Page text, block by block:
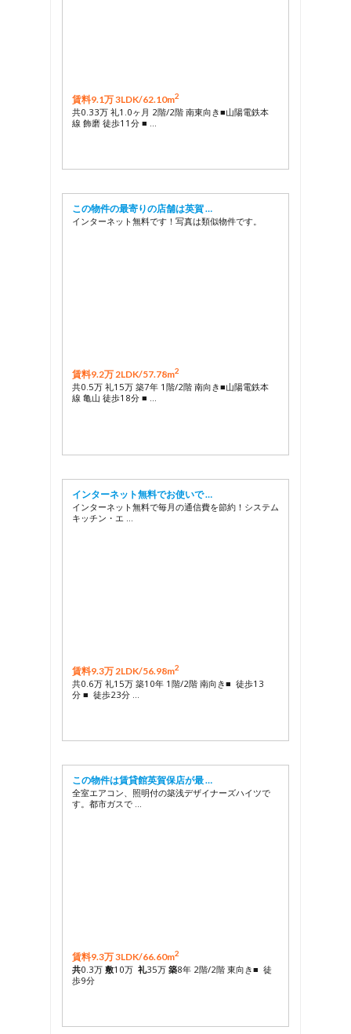
賃料9.1万 3LDK/62.10m2
共0.33万 礼1.0ヶ月 2階/2階 南東向き■山陽電鉄本
線 飾磨 徒歩11分 ■ …
この物件の最寄りの店舗は英賀 …
インターネット無料です！写真は類似物件です。
賃料9.2万 2LDK/57.78m2
共0.5万 礼15万 築7年 1階/2階 南向き■山陽電鉄本
線 亀山 徒歩18分 ■ …
インターネット無料でお使いで …
インターネット無料で毎月の通信費を節約！システム
キッチン・エ …
賃料9.3万 2LDK/56.98m2
共0.6万 礼15万 築10年 1階/2階 南向き■ 徒歩13
分 ■ 徒歩23分 …
この物件は賃貸館英賀保店が最 …
全室エアコン、照明付の築浅デザイナーズハイツで
す。都市ガスで …
賃料9.3万 3LDK/66.60m2
共0.3万 敷10万 礼35万 築8年 2階/2階 東向き■ 徒
歩9分